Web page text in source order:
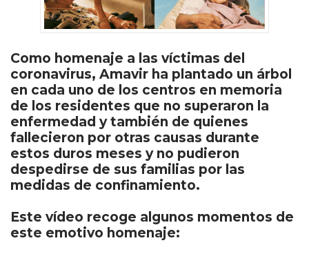
Como homenaje a las víctimas del
coronavirus, Amavir ha plantado un árbol
en cada uno de los centros en memoria
de los residentes que no superaron la
enfermedad y también de quienes
fallecieron por otras causas durante
estos duros meses y no pudieron
despedirse de sus familias por las
medidas de confinamiento.
Este vídeo recoge algunos momentos de
este emotivo homenaje: